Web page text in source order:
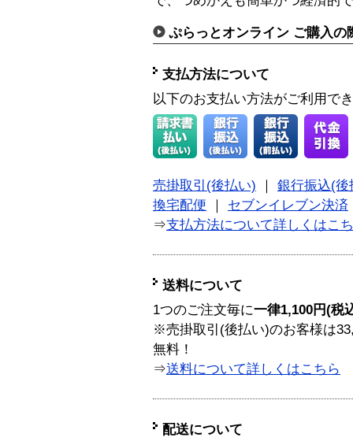
ぷらっとオンライン ご購入の
支払方法について
以下のお支払い方法がご利用で
売掛取引(後払い)
銀行振込(後
換宅配便
セブンイレブン決済
⇒支払方法について詳しくはこ
送料について
1つのご注文毎に一律1,100円(税
※売掛取引(後払い)のお客様は
無料！
⇒送料について詳しくはこちら
配送について